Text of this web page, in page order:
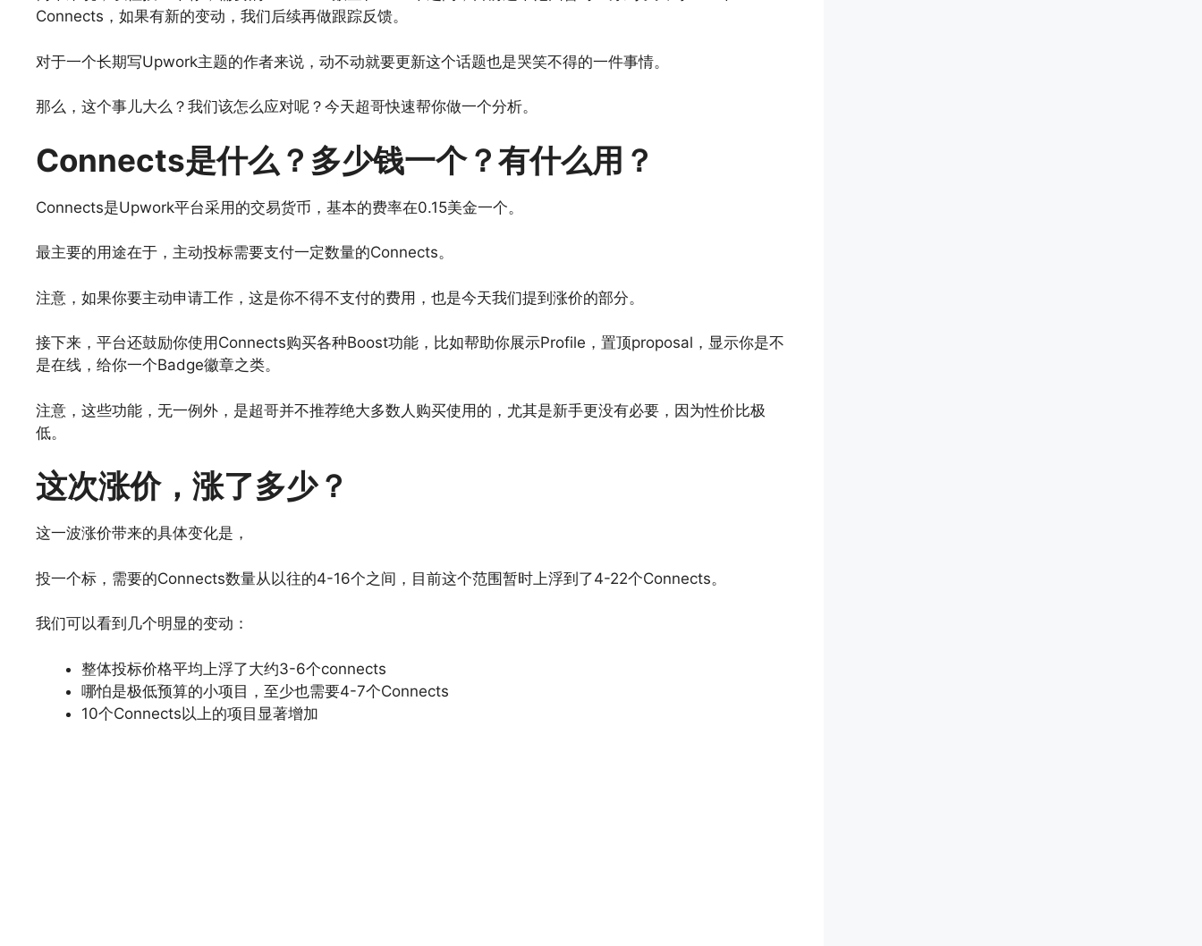
Connects，如果有新的变动，我们后续再做跟踪反馈。
对于一个长期写Upwork主题的作者来说，动不动就要更新这个话题也是哭笑不得的一件事情。
那么，这个事儿大么？我们该怎么应对呢？今天超哥快速帮你做一个分析。
Connects是什么？多少钱一个？有什么用？
Connects是Upwork平台采用的交易货币，基本的费率在0.15美金一个。
最主要的用途在于，主动投标需要支付一定数量的Connects。
注意，如果你要主动申请工作，这是你不得不支付的费用，也是今天我们提到涨价的部分。
接下来，平台还鼓励你使用Connects购买各种Boost功能，比如帮助你展示Profile，置顶proposal，显示你是不
是在线，给你一个Badge徽章之类。
注意，这些功能，无一例外，是超哥并不推荐绝大多数人购买使用的，尤其是新手更没有必要，因为性价比极
低。
这次涨价，涨了多少？
这一波涨价带来的具体变化是，
投一个标，需要的Connects数量从以往的4-16个之间，目前这个范围暂时上浮到了4-22个Connects。
我们可以看到几个明显的变动：
整体投标价格平均上浮了大约3-6个connects
哪怕是极低预算的小项目，至少也需要4-7个Connects
10个Connects以上的项目显著增加